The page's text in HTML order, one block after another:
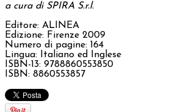
a cura di SPIRA S.r.l.
Editore: ALINEA
Edizione: Firenze 2009
Numero di pagine: 164
Lingua: Italiano ed Inglese
ISBN-13: 9788860553850
ISBN: 8860553857